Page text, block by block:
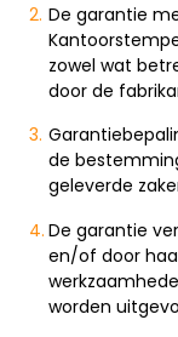
De garantie
zowel wat
door de
de
geleverde
De garantie
en/of door
worden